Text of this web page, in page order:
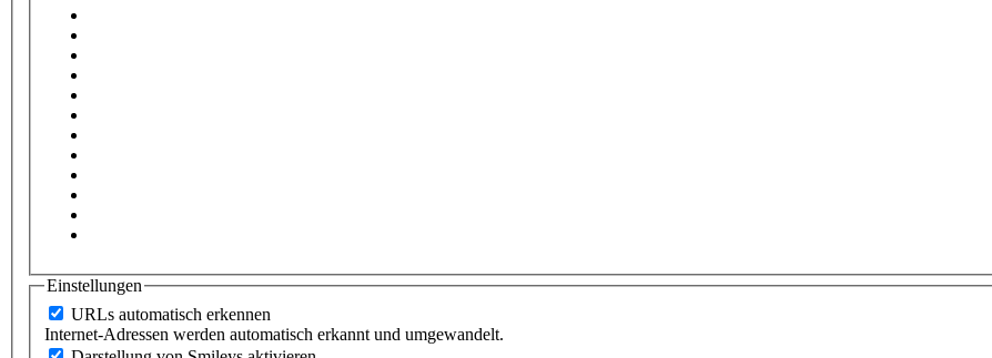
Einstellungen
URLs automatisch erkennen
Internet-Adressen werden automatisch erkannt und umgewandelt.